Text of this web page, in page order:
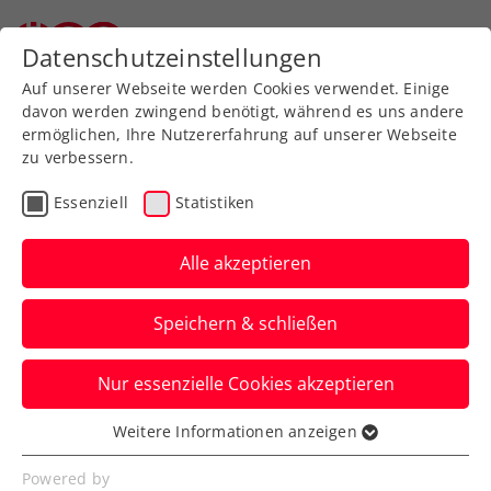
Zurück zur Newsübersicht
Turniere
ÖTV-Jugend-
Hallenmeisterschaften
U18: Jozwicki nun auch
Indoors-Champion
Bei den Mädchen setzt sich im
oberösterreichischen Enns indes Ava
Schüller erstmals die Krone auf.
Datenschutzeinstellungen
Auf unserer Webseite werden Cookies verwendet. Einige
davon werden zwingend benötigt, während es uns andere
ermöglichen, Ihre Nutzererfahrung auf unserer Webseite
zu verbessern.
Essenziell Statistiken
Alle akzeptieren
Speichern & schließen
Nur essenzielle Cookies akzeptieren
Essenziell
Essenzielle Cookies werden für grundlegende
Weitere Informationen anzeigen
Powered by